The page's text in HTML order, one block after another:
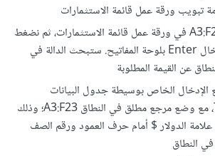
تبويب ورقة عمل قائمة الاستثمارات
نحدد النطاق A3:F23 في ورقة عمل قائمة الاستثمارات، ثم نضغط
على مفتاح الإدخال Enter بلوحة المفاتيح. ستبحث الدالة في
الخاص بوسيطة جدول البيانات
Table_array، مع وضع مرجع مطلق في النطاق A3:F23؛ وذلك
الدولار $ أمام حرف العمود ورقم الصف
النطاق